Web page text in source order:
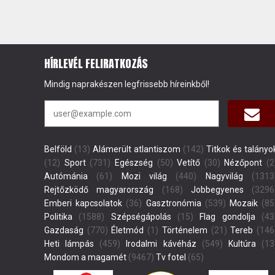
HÍRLEVÉL FELIRATKOZÁS
Mindig naprakészen legfrissebb híreinkből!
Belföld (13) Alámerült atlantiszom (142) Titkok és
(12) Sport(731) Egészség (50) Vetítő (30) Nézőpont
Autómánia (61) Mozi világ (440) Nagyvilág
Rejtőzködő magyarország (168) Jobbegyenes
Emberi kapcsolatok (36) Gasztronómia (539) Mozaik
Politika (1588) Szépségápolás (15) Flag gondolja
Gazdaság (770) Életmód (1) Történelem (21) Tereb
Heti lámpás (459) Irodalmi kávéház (549) Kultúra
Mondom a magamét (9467) Tv fotel (65)